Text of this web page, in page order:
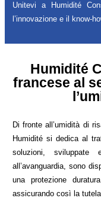
Unitevi a Humidité
l’innovazione e il know-
Humidité
francese al
Di fronte all’umidità di
Humidité si dedica al
soluzioni,
all’avanguardia, sono
una protezione
assicurando così la